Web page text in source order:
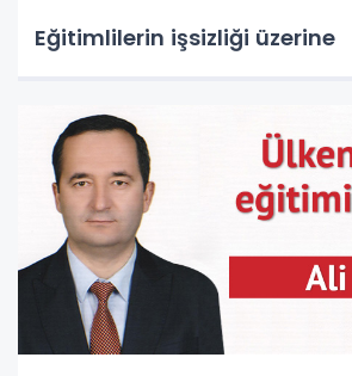
Eğitimlilerin işsizliği üzerine